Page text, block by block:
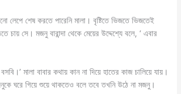
লেপে শেষ করতে পারেনি মালা। বৃষ্টিতে ভিজতে ভিজতেই
চায় সে। মজনু বারান্দা থেকে মেয়ের উদ্দেশ্যে বলে, ‘ এবার
মালা বাবার কথায় কান না দিয়ে হাতের কাজ চালিয়ে যায়।
ঘরে গিয়ে শুয়ে থাকতেও বলে তবে তখনি উঠে না মজনু।